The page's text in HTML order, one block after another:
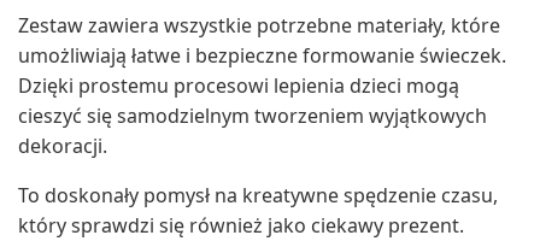
Zestaw zawiera wszystkie potrzebne materiały, które
umożliwiają łatwe i bezpieczne formowanie świeczek.
Dzięki prostemu procesowi lepienia dzieci mogą
cieszyć się samodzielnym tworzeniem wyjątkowych
dekoracji.
To doskonały pomysł na kreatywne spędzenie czasu,
który sprawdzi się również jako ciekawy prezent.